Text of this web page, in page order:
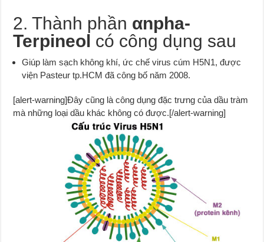
2. Thành phần αnpha-
Terpineol có công dụng sau
Giúp làm sạch không khí, ức chế virus cúm H5N1, được
viện Pasteur tp.HCM đã công bố năm 2008.
[alert-warning]Đây cũng là công dụng đặc trưng của dầu tràm
mà những loại dầu khác không có được.[/alert-warning]